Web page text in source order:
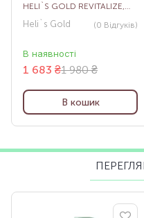
HELI`S GOLD REVITALIZE,
300 МЛ
Heli`s Gold (0 Відгуків)
В наявності
1 980 ₴
1 683 ₴
В кошик